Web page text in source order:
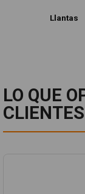
Llantas
LO QUE
CLIENTES